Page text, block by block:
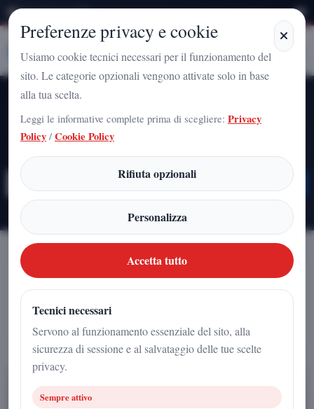
Sabato 8 Agosto 2026
StampaCampania
Tutti gli Articoli
Esplora la nostra collezione completa
Filtra per Categoria
Tutte
Preferenze privacy e cookie
Usiamo cookie tecnici necessari per il funzionamento del
sito. Le categorie opzionali vengono attivate solo in base
alla tua scelta.
Leggi le informative complete prima di scegliere: Privacy
Policy / Cookie Policy
Rifiuta opzionali
Personalizza
Accetta tutto
Tecnici necessari
Servono al funzionamento essenziale del sito, alla
sicurezza di sessione e al salvataggio delle tue scelte
privacy.
Sempre attivo